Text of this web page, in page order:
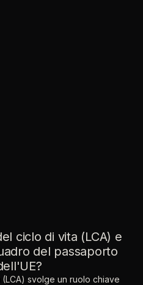
ciclo di vita (LCA) e
del passaporto
svolge un ruolo chiave